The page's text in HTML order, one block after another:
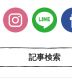
記事検索